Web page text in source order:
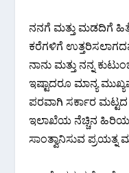
ನನಗೆ ಮತ್ತು ಮಡದಿಗೆ
ಕರೆಗಳಿಗೆ
ನಾನು ಮತ್ತು ನನ್ನ
ಇಷ್ಟಾದರೂ ಮಾನ್ಯ
ಪರವಾಗಿ ಸರ್ಕಾರ
ಇಲಾಖೆಯ ನೆಚ್ಚಿನ ಹಿರಿಯ
ಸಾಂತ್ವಾನಿಸುವ ಪ್ರಯತ್ನ